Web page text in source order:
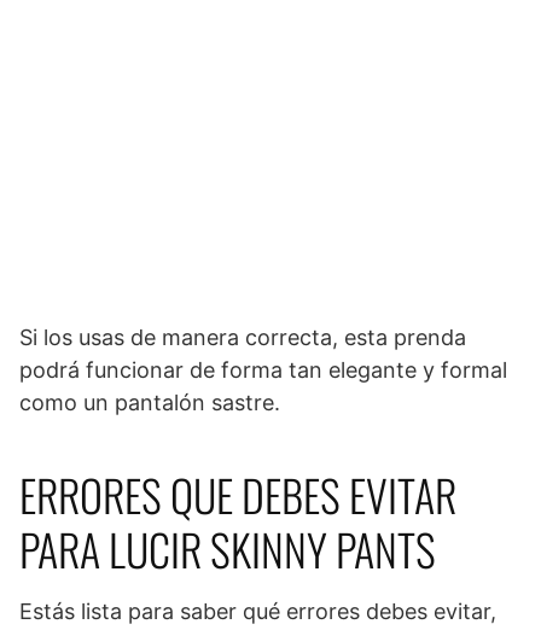
Si los usas de manera correcta, esta prenda
podrá funcionar de forma tan elegante y formal
como un pantalón sastre.
ERRORES QUE DEBES EVITAR
PARA LUCIR SKINNY PANTS
Estás lista para saber qué errores debes evitar,